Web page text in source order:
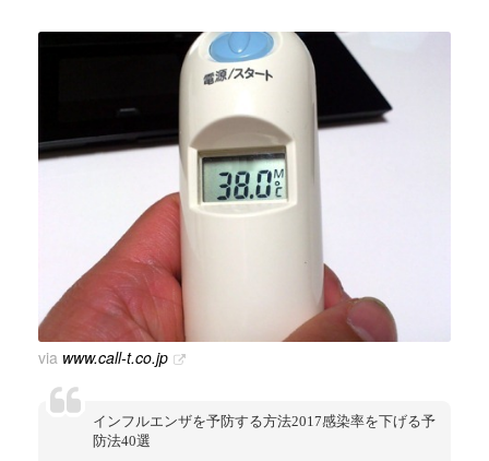
via www.call-t.co.jp
インフルエンザを予防する方法2017感染率を下げる予
防法40選